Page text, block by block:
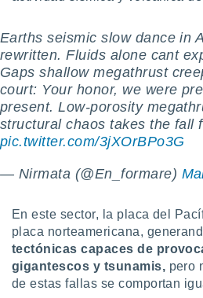
no
Puedes
acceder a
web a
abono
únicos
similares
Earths seismic slow dance in
rewritten. Fluids alone cant
Gaps shallow megathrust
court: Your honor, we were
present. Low-porosity
structural chaos takes the fall
pic.twitter.com/3jXOrBPo3G
— Nirmata (@En_formare)
En este sector, la placa del
placa norteamericana,
tectónicas capaces de
gigantescos y tsunamis, pero
de estas fallas se comportan